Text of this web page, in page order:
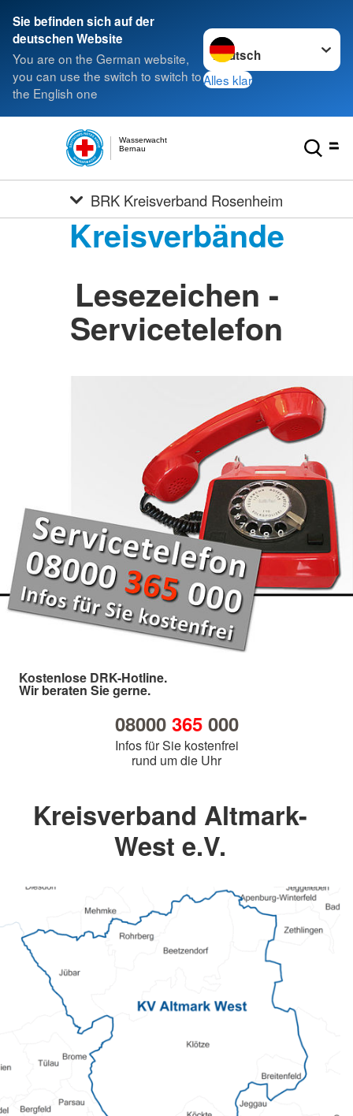
Sie befinden sich auf der
deutschen Website
You are on the German website,
you can use the switch to switch to
the English one
Sprache wechseln zu
Alles klar
Bernau
Wasserwacht
BRK Kreisverband Rosenheim
Kreisverbände
Lesezeichen -
Servicetelefon
Kostenlose DRK-Hotline.
Wir beraten Sie gerne.
08000 365000
Infos für Sie kostenfrei
rund um die Uhr
Kreisverband Altmark-
West e.V.